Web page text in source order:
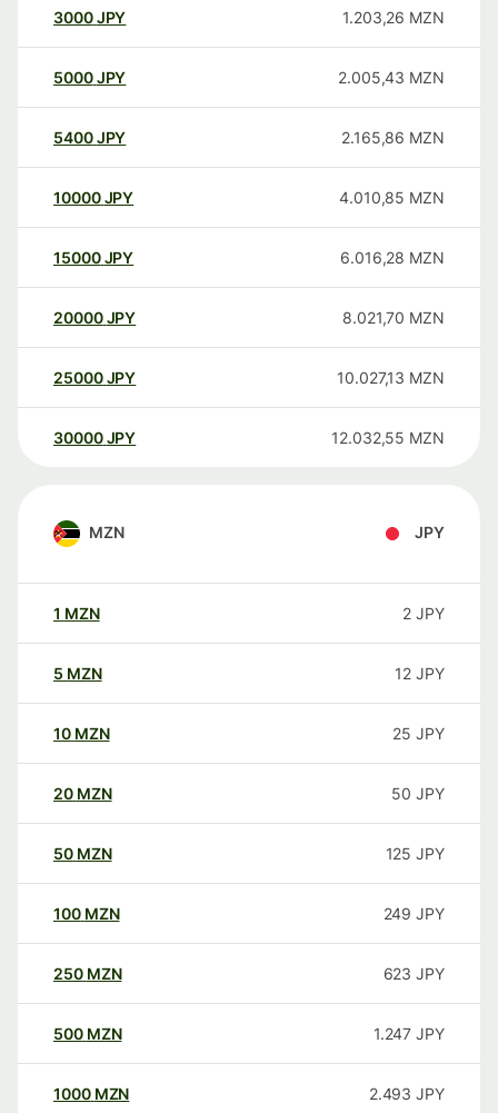
3000JPY 1.203,26 MZN
5000JPY 2.005,43 MZN
5400JPY 2.165,86 MZN
10000 JPY 4.010,85 MZN
15000 JPY 6.016,28 MZN
20000 JPY 8.021,70 MZN
25000 JPY 10.027,13 MZN
30000 JPY 12.032,55 MZN
MZN JPY
1 MZN 2 JPY
5 MZN 12 JPY
10 MZN 25 JPY
20 MZN 50 JPY
50 MZN 125 JPY
100 MZN 249 JPY
250 MZN 623 JPY
500 MZN 1.247 JPY
1000 MZN 2.493 JPY